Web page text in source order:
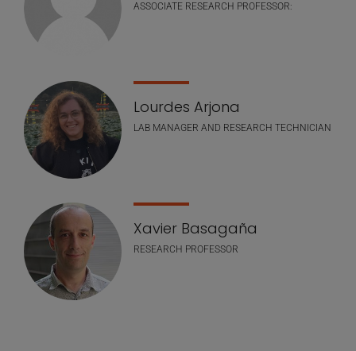
ASSOCIATE RESEARCH PROFESSOR:
Lourdes Arjona
LAB MANAGER AND RESEARCH TECHNICIAN
Xavier Basagaña
RESEARCH PROFESSOR